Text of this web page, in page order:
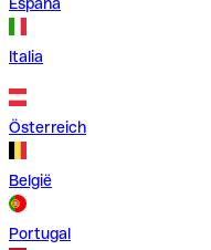
Italia
Österreich
België
Portugal